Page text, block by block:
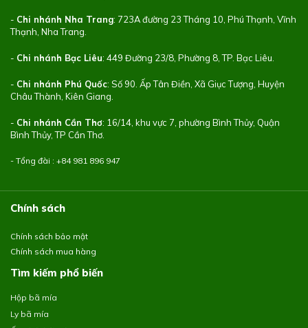
- Chi nhánh Nha Trang: 723A đường 23 Tháng 10, Phú Thạnh, Vĩnh
Thạnh, Nha Trang.
- Chi nhánh Bạc Liêu: 449 Đường 23/8, Phường 8, TP. Bạc Liêu.
- Chi nhánh Phú Quốc: Số 90. Ấp Tân Điền, Xã Giục Tượng, Huyện
Châu Thành, Kiên Giang.
- Chi nhánh Cần Thơ: 16/14, khu vực 7, phường Bình Thủy, Quận
Bình Thủy, TP Cần Thơ.
- Tổng đài : +84 981 896 947
Chính sách
Chính sách bảo mật
Chính sách mua hàng
Tìm kiếm phổ biến
Hộp bã mía
Ly bã mía